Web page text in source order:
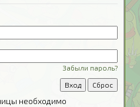
Забыли пароль?
необходимо